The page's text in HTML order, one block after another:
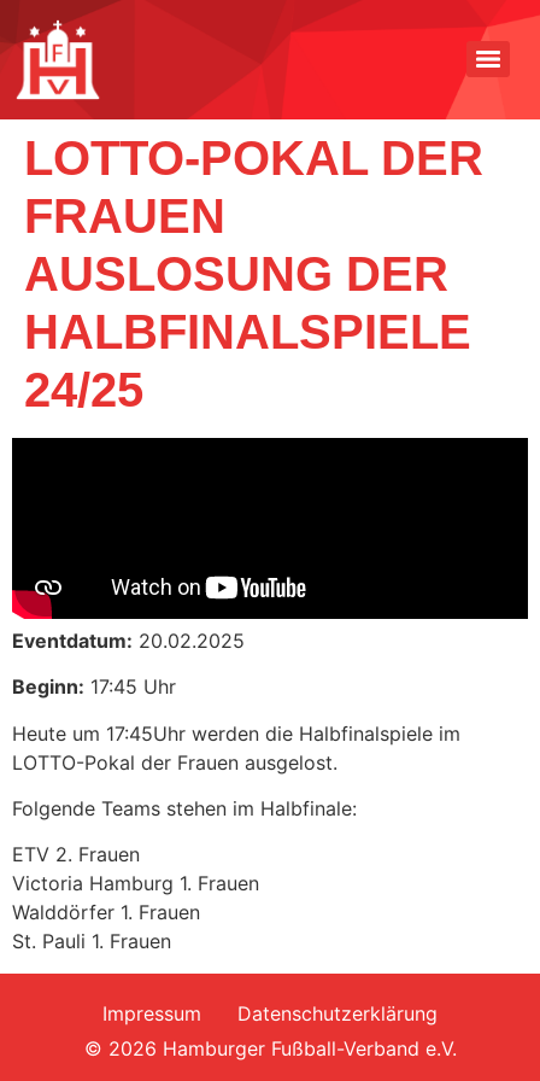
LOTTO-POKAL DER
FRAUEN
AUSLOSUNG DER
HALBFINALSPIELE
24/25
Eventdatum: 20.02.2025
Beginn: 17:45 Uhr
Heute um 17:45Uhr werden die Halbfinalspiele im
LOTTO-Pokal der Frauen ausgelost.
Folgende Teams stehen im Halbfinale:
ETV 2. Frauen
Victoria Hamburg 1. Frauen
Walddörfer 1. Frauen
St. Pauli 1. Frauen
Impressum
Datenschutzerklärung
© 2026 Hamburger Fußball-Verband e.V.